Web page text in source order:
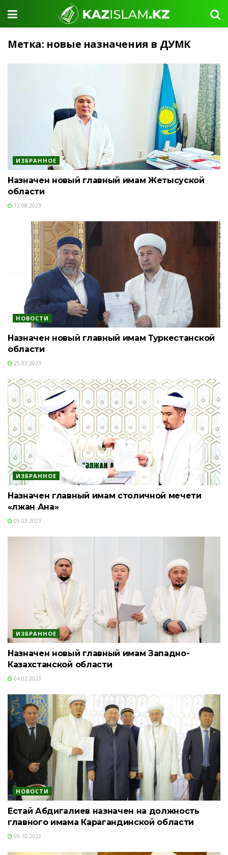
Метка: новые назначения в ДУМК
ИЗБРАННОЕ
Назначен новый главный имам Жетысуской
области
12.08.2023
НОВОСТИ
Назначен новый главный имам Туркестанской
области
25.03.2023
ИЗБРАННОЕ
Назначен главный имам столичной мечети
«Әлжан Ана»
05.03.2023
ИЗБРАННОЕ
Назначен новый главный имам Западно-
Казахстанской области
04.02.2023
НОВОСТИ
Естай Абдигалиев назначен на должность
главного имама Карагандинской области
09.10.2022